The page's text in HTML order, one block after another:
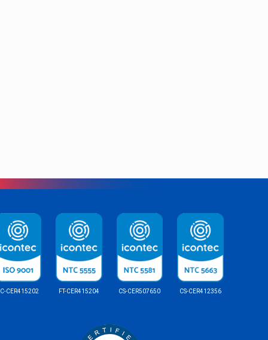
CER415202 FT-CER415204 CS-CER507650 CS-CER412356